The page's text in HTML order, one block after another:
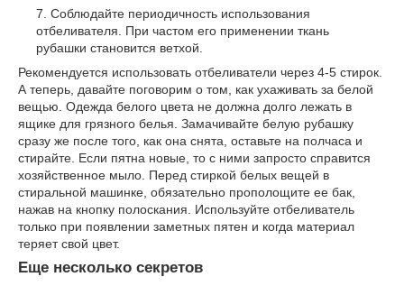
Соблюдайте периодичность использования
отбеливателя. При частом его применении ткань
рубашки становится ветхой.
Рекомендуется использовать отбеливатели через 4-5 стирок.
А теперь, давайте поговорим о том, как ухаживать за белой
вещью. Одежда белого цвета не должна долго лежать в
ящике для грязного белья. Замачивайте белую рубашку
сразу же после того, как она снята, оставьте на полчаса и
стирайте. Если пятна новые, то с ними запросто справится
хозяйственное мыло. Перед стиркой белых вещей в
стиральной машинке, обязательно прополощите ее бак,
нажав на кнопку полоскания. Используйте отбеливатель
только при появлении заметных пятен и когда материал
теряет свой цвет.
Еще несколько секретов